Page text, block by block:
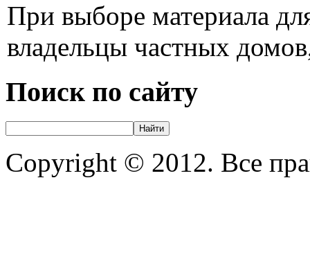
При выборе материала
владельцы частных
Поиск по сайту
Copyright © 2012. Все